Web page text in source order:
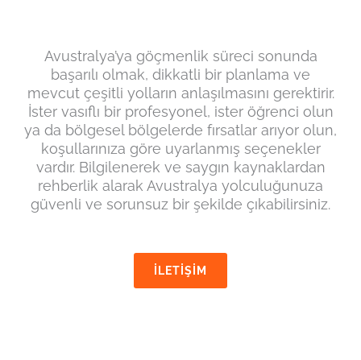
Avustralya’ya göçmenlik süreci sonunda
başarılı olmak, dikkatli bir planlama ve
mevcut çeşitli yolların anlaşılmasını gerektirir.
İster vasıflı bir profesyonel, ister öğrenci olun
ya da bölgesel bölgelerde fırsatlar arıyor olun,
koşullarınıza göre uyarlanmış seçenekler
vardır. Bilgilenerek ve saygın kaynaklardan
rehberlik alarak Avustralya yolculuğunuza
güvenli ve sorunsuz bir şekilde çıkabilirsiniz.
İLETİŞİM